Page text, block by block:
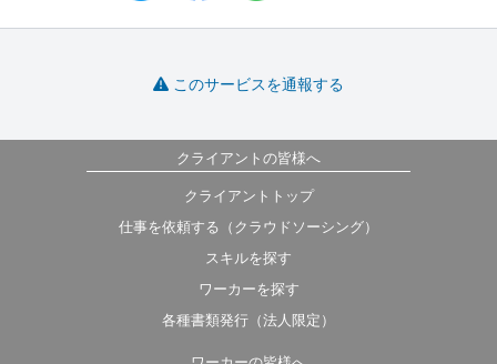
このサービスを通報する
クライアントの皆様へ
クライアントトップ
仕事を依頼する（クラウドソーシング）
スキルを探す
ワーカーを探す
各種書類発行（法人限定）